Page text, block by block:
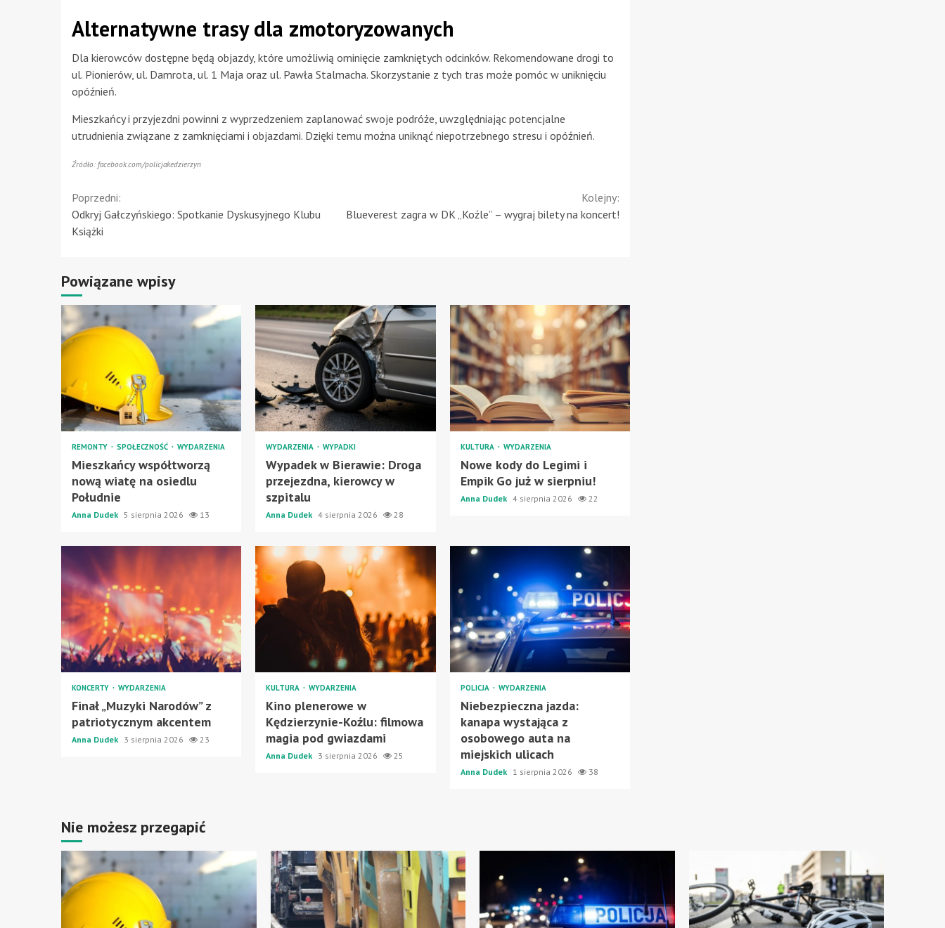
Alternatywne trasy dla zmotoryzowanych
Dla kierowców dostępne będą objazdy, które umożliwią ominięcie zamkniętych odcinków. Rekomendowane drogi to
ul. Pionierów, ul. Damrota, ul. 1 Maja oraz ul. Pawła Stalmacha. Skorzystanie z tych tras może pomóc w uniknięciu
opóźnień.
Mieszkańcy i przyjezdni powinni z wyprzedzeniem zaplanować swoje podróże, uwzględniając potencjalne
utrudnienia związane z zamknięciami i objazdami. Dzięki temu można uniknąć niepotrzebnego stresu i opóźnień.
Źródło: facebook.com/policjakedzierzyn
Continue
Reading
Poprzedni:
Odkryj Gałczyńskiego: Spotkanie Dyskusyjnego Klubu
Książki
Kolejny:
Blueverest zagra w DK „Koźle” – wygraj bilety na koncert!
Powiązane wpisy
REMONTY SPOŁECZNOŚĆ WYDARZENIA
Mieszkańcy współtworzą
nową wiatę na osiedlu
Południe
Anna Dudek 5 sierpnia 2026 13
WYDARZENIA WYPADKI
Wypadek w Bierawie: Droga
przejezdna, kierowcy w
szpitalu
Anna Dudek 4 sierpnia 2026 28
KULTURA WYDARZENIA
Nowe kody do Legimi i
Empik Go już w sierpniu!
Anna Dudek 4 sierpnia 2026 22
KONCERTY WYDARZENIA
Finał „Muzyki Narodów” z
patriotycznym akcentem
Anna Dudek 3 sierpnia 2026 23
KULTURA WYDARZENIA
Kino plenerowe w
Kędzierzynie-Koźlu: filmowa
magia pod gwiazdami
Anna Dudek 3 sierpnia 2026 25
POLICJA WYDARZENIA
Niebezpieczna jazda:
kanapa wystająca z
osobowego auta na
miejskich ulicach
Anna Dudek 1 sierpnia 2026 38
Nie możesz przegapić